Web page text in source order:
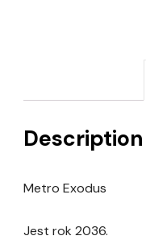
Description
Metro Exodus
Jest rok 2036.